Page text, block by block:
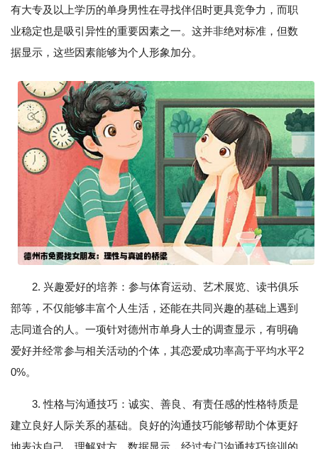
有大专及以上学历的单身男性在寻找伴侣时更具竞争力，而职
业稳定也是吸引异性的重要因素之一。这并非绝对标准，但数
据显示，这些因素能够为个人形象加分。
2. 兴趣爱好的培养：参与体育运动、艺术展览、读书俱乐
部等，不仅能够丰富个人生活，还能在共同兴趣的基础上遇到
志同道合的人。一项针对德州市单身人士的调查显示，有明确
爱好并经常参与相关活动的个体，其恋爱成功率高于平均水平2
0%。
3. 性格与沟通技巧：诚实、善良、有责任感的性格特质是
建立良好人际关系的基础。良好的沟通技巧能够帮助个体更好
地表达自己，理解对方，数据显示，经过专门沟通技巧培训的